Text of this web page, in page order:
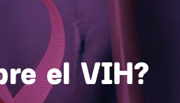
el VIH?